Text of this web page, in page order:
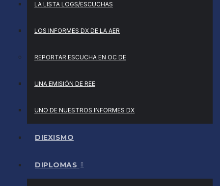
LA LISTA LOGS/ESCUCHAS
LOS INFORMES DX DE LA AER
REPORTAR ESCUCHA EN OC DE
UNA EMISIÓN DE REE
UNO DE NUESTROS INFORMES DX
DIEXISMO
DIPLOMAS